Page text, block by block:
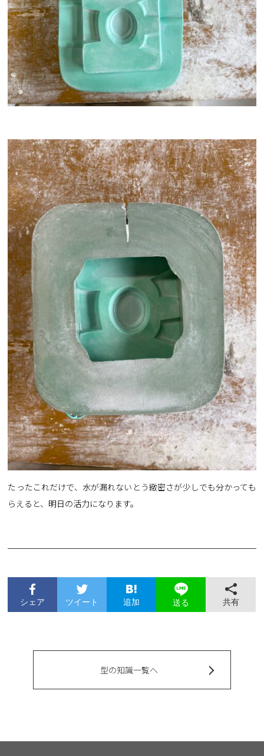
たったこれだけで、水が漏れないとう緻密さが少しでも分かっても
らえると、明日の活力になります。
シェア ツイート 追加 送る 共有
型の知識一覧へ